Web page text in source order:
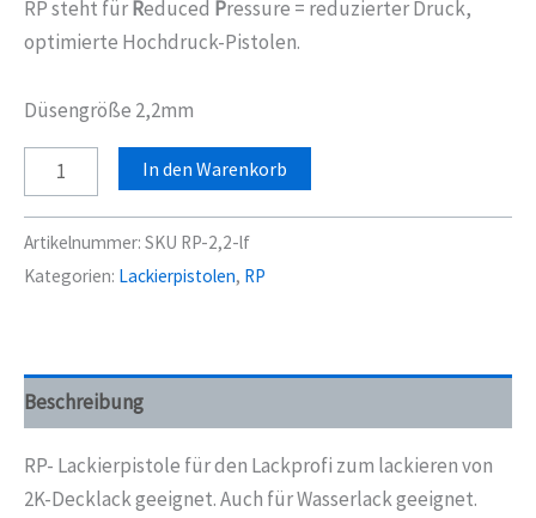
RP steht fürReduced Pressure = reduzierter Druck,
optimierte Hochdruck-Pistolen.
Düsengröße 2,2mm
Lackierpistole
RP
Spritzpistole
für
2,2mm
Düse
grün
Menge
In den Warenkorb
Artikelnummer: SKU RP-2,2-lf
Kategorien: Lackierpistolen, RP
Beschreibung
RP- Lackierpistole für den Lackprofi zum lackieren von
2K-Decklack geeignet. Auch für Wasserlack geeignet.